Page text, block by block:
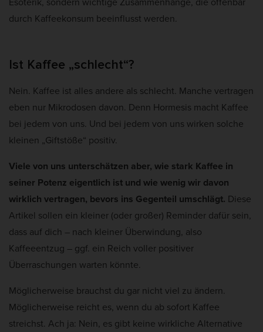
durch Kaffeekonsum beeinflusst werden.
Ist Kaffee „schlecht“?
Nein. Kaffee ist alles andere als schlecht. Manche vertragen
eben nur Mikrodosen davon. Denn Hormesis macht Kaffee
bei jedem von uns. Und bei jedem von uns wirken solche
kleinen „Giftstöße“ positiv.
Viele von uns unterschätzen aber, wie stark Kaffee in
seiner Potenz eigentlich ist und wie wenig wir davon
wirklich vertragen, bevors ins Gegenteil umschlägt. Diese
Artikel sollen ein kleiner (oder großer) Reminder dafür sein,
dass auf dich – nach kleiner Überwindung, also
Kaffeeentzug – ggf. ein Reich voller positiver
Überraschungen warten könnte.
Möglicherweise brauchst du gar nicht viel zu ändern.
Möglicherweise reicht es, wenn du ab sofort Kaffee
streichst. Ach ja: Nein, es gibt keine wirkliche Alternative